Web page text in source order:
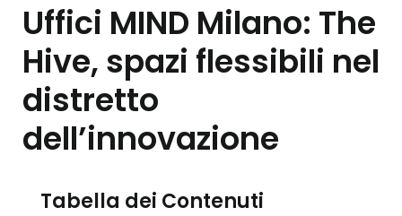
Uffici MIND Milano: The
Hive, spazi flessibili nel
distretto
dell’innovazione
Tabella dei Contenuti